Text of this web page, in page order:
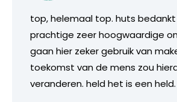
top, helemaal top. huts
prachtige zeer hoogwaardige
gaan hier zeker gebruik van
toekomst van de mens zou
veranderen. held het is een